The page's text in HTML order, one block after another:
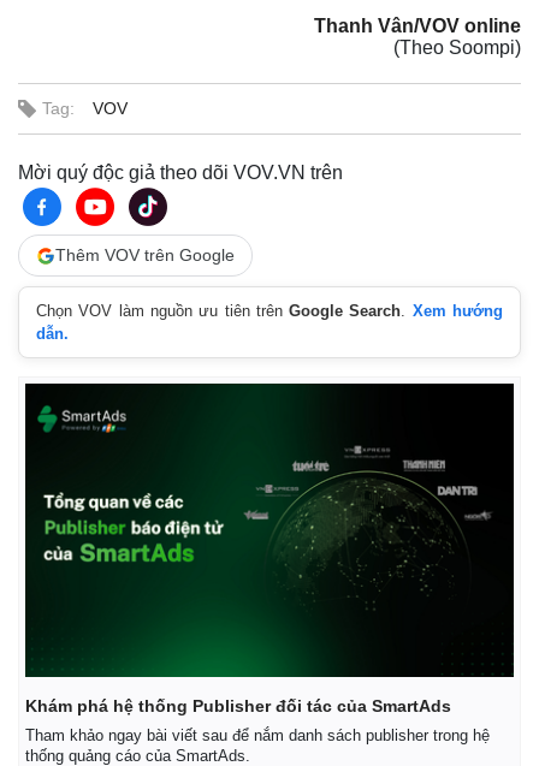
Thanh Vân/VOV online
(Theo Soompi)
Tag: VOV
Mời quý độc giả theo dõi VOV.VN trên
Thêm VOV trên Google
Chọn VOV làm nguồn ưu tiên trênGoogle Search. Xem hướng
dẫn.
Khám phá hệ thống Publisher đối tác của SmartAds
Tham khảo ngay bài viết sau để nắm danh sách publisher trong hệ
thống quảng cáo của SmartAds.